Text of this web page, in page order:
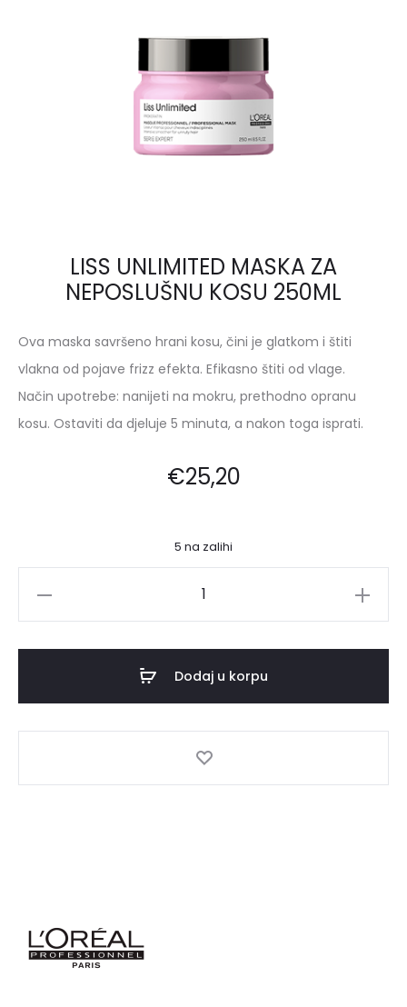
LISS UNLIMITED MASKA ZA
NEPOSLUŠNU KOSU 250ML
Ova maska savršeno hrani kosu, čini je glatkom i štiti
vlakna od pojave frizz efekta. Efikasno štiti od vlage.
Način upotrebe: nanijeti na mokru, prethodno opranu
kosu. Ostaviti da djeluje 5 minuta, a nakon toga isprati.
€25,20
5 na zalihi
Dodaj u korpu